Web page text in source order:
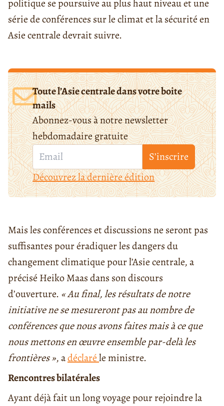
politique se poursuive au plus haut niveau et une
série de conférences sur le climat et la sécurité en
Asie centrale devrait suivre.
Toute l’Asie centrale dans votre boite
mails
Abonnez-vous à notre newsletter
hebdomadaire gratuite
S’inscrire
Découvrez la dernière édition
Mais les conférences et discussions ne seront pas
suffisantes pour éradiquer les dangers du
changement climatique pour l’Asie centrale, a
précisé Heiko Maas dans son discours
d’ouverture. « Au final, les résultats de notre
initiative ne se mesureront pas au nombre de
conférences que nous avons faites mais à ce que
nous mettons en œuvre ensemble par-delà les
frontières », adéclaréle ministre.
Rencontres bilatérales
Ayant déjà fait un long voyage pour rejoindre la